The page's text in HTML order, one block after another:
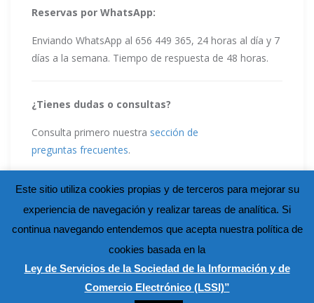
Reservas por WhatsApp:
Enviando WhatsApp al 656 449 365, 24 horas al día y 7
días a la semana. Tiempo de respuesta de 48 horas.
¿Tienes dudas o consultas?
Consulta primero nuestra sección de
preguntas frecuentes.
Este sitio utiliza cookies propias y de terceros para mejorar su
experiencia de navegación y realizar tareas de analítica. Si
continua navegando entendemos que acepta nuestra política de
cookies basada en la
Ley de Servicios de la Sociedad de la Información y de
Comercio Electrónico (LSSI)”